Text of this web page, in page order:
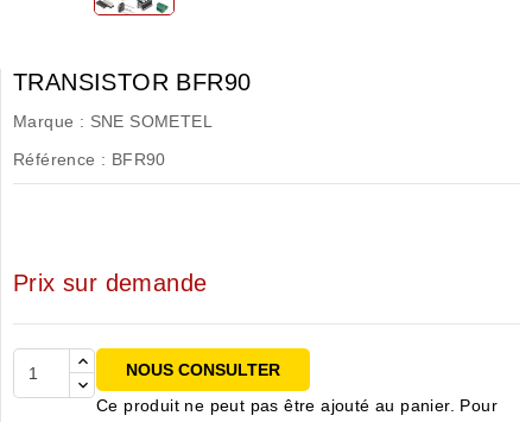
TRANSISTOR BFR90
Marque : SNE SOMETEL
Référence : BFR90
Prix sur demande
NOUS CONSULTER
Ce produit ne peut pas être ajouté au panier. Pour